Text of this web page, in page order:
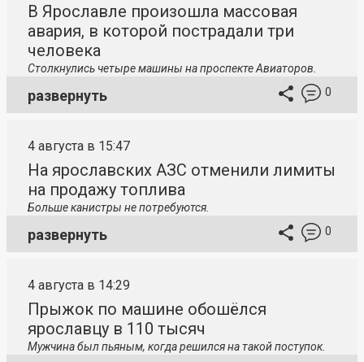
В Ярославле произошла массовая
авария, в которой пострадали три
человека
Столкнулись четыре машины на проспекте Авиаторов.
развернуть 0
4 августа в 15:47
На ярославских АЗС отменили лимиты
на продажу топлива
Больше канистры не потребуются.
развернуть 0
4 августа в 14:29
Прыжок по машине обошёлся
ярославцу в 110 тысяч
Мужчина был пьяным, когда решился на такой поступок.